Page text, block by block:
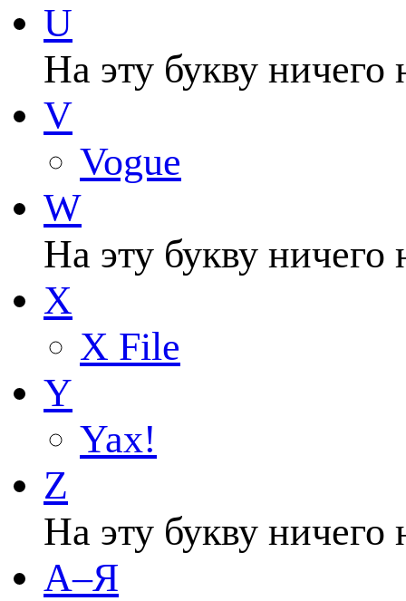
U
На эту букву ничего
V
Vogue
W
На эту букву ничего
X
X File
Y
Yax!
Z
На эту букву ничего
А–Я